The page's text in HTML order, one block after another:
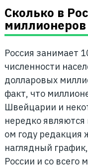
Сколько в
миллионеров
Россия занимает
численности
долларовых
факт, что
Швейцарии и
нередко
ом году редакция
наглядный
России и со всего